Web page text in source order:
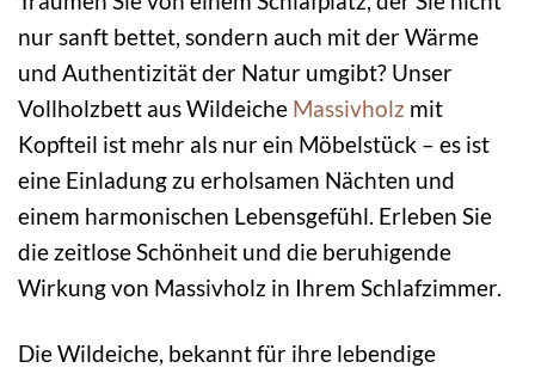
nur sanft bettet, sondern auch mit der Wärme
und Authentizität der Natur umgibt? Unser
Vollholzbett aus Wildeiche Massivholz mit
Kopfteil ist mehr als nur ein Möbelstück – es ist
eine Einladung zu erholsamen Nächten und
einem harmonischen Lebensgefühl. Erleben Sie
die zeitlose Schönheit und die beruhigende
Wirkung von Massivholz in Ihrem Schlafzimmer.
Die Wildeiche, bekannt für ihre lebendige